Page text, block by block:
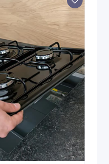
ПЛИТЫ,
ПАНЕЛИ.
Молдова.